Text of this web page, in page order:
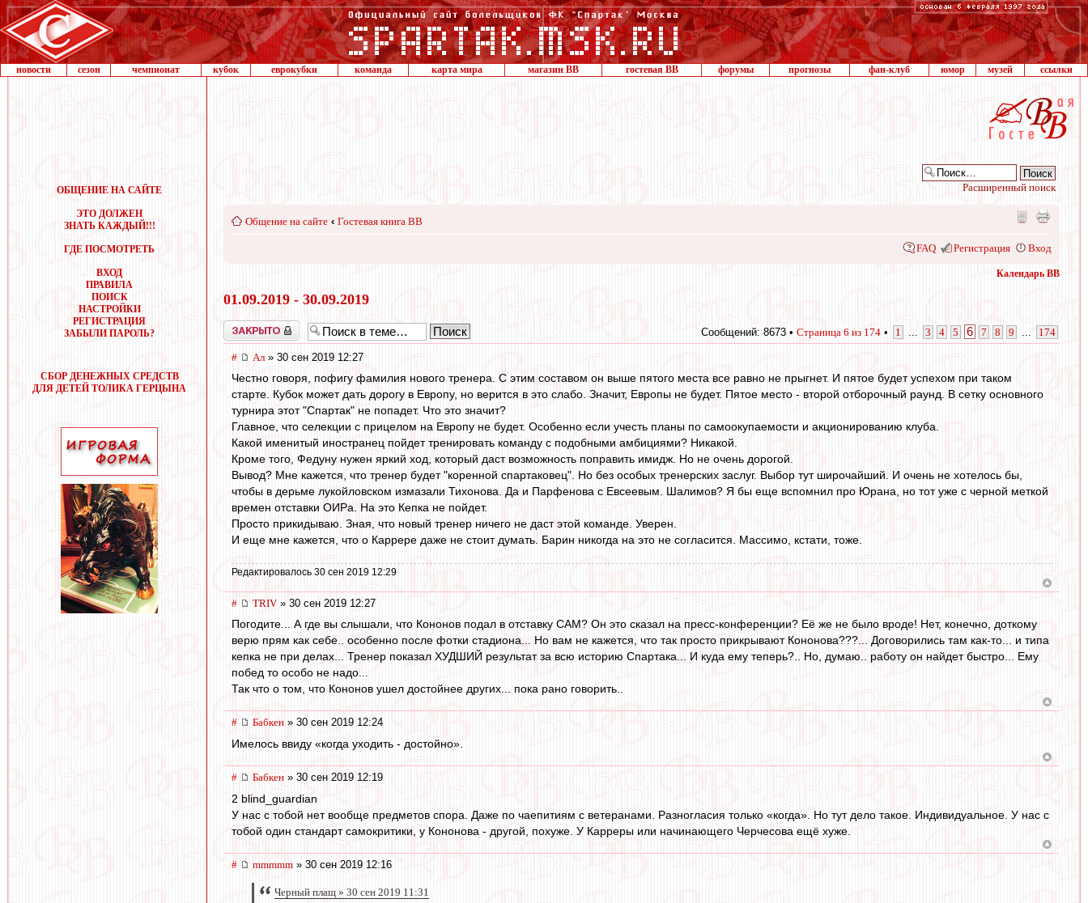
новости сезон чемпионат кубок еврокубки команда карта мира магазин ВВ гостевая ВВ форумы прогнозы фан-клуб юмор музей ссылки
ОБЩЕНИЕ НА САЙТЕ
ЭТО ДОЛЖЕН
ЗНАТЬ КАЖДЫЙ!!!
ГДЕ ПОСМОТРЕТЬ
ВХОД
ПРАВИЛА
ПОИСК
НАСТРОЙКИ
РЕГИСТРАЦИЯ
ЗАБЫЛИ ПАРОЛЬ?
СБОР ДЕНЕЖНЫХ СРЕДСТВ
ДЛЯ ДЕТЕЙ ТОЛИКА ГЕРЦЫНА
Расширенный поиск
Общение на сайте ‹ Гостевая книга ВВ
FAQ Регистрация Вход
Календарь ВВ
01.09.2019 - 30.09.2019
Закрыто Сообщений: 8673 • Страница 6 из 174 • 1 3 4 5 6 7 8 9 174
# Ал » 30 сен 2019 12:27
Честно говоря, пофигу фамилия нового тренера. С этим составом он выше пятого места все равно не прыгнет. И пятое будет успехом при таком
старте. Кубок может дать дорогу в Европу, но верится в это слабо. Значит, Европы не будет. Пятое место - второй отборочный раунд. В сетку основного
турнира этот "Спартак" не попадет. Что это значит?
Главное, что селекции с прицелом на Европу не будет. Особенно если учесть планы по самоокупаемости и акционированию клуба.
Какой именитый иностранец пойдет тренировать команду с подобными амбициями? Никакой.
Кроме того, Федуну нужен яркий ход, который даст возможность поправить имидж. Но не очень дорогой.
Вывод? Мне кажется, что тренер будет "коренной спартаковец". Но без особых тренерских заслуг. Выбор тут широчайший. И очень не хотелось бы,
чтобы в дерьме лукойловском измазали Тихонова. Да и Парфенова с Евсеевым. Шалимов? Я бы еще вспомнил про Юрана, но тот уже с черной меткой
времен отставки ОИРа. На это Кепка не пойдет.
Просто прикидываю. Зная, что новый тренер ничего не даст этой команде. Уверен.
И еще мне кажется, что о Каррере даже не стоит думать. Барин никогда на это не согласится. Массимо, кстати, тоже.
Редактировалось 30 сен 2019 12:29
# TRIV » 30 сен 2019 12:27
Погодите... А где вы слышали, что Кононов подал в отставку САМ? Он это сказал на пресс-конференции? Её же не было вроде! Нет, конечно, доткому
верю прям как себе.. особенно после фотки стадиона... Но вам не кажется, что так просто прикрывают Кононова???... Договорились там как-то... и типа
кепка не при делах... Тренер показал ХУДШИЙ результат за всю историю Спартака... И куда ему теперь?.. Но, думаю.. работу он найдет быстро... Ему
побед то особо не надо...
Так что о том, что Кононов ушел достойнее других... пока рано говорить..
# Бабкен » 30 сен 2019 12:24
Имелось ввиду «когда уходить - достойно».
# Бабкен » 30 сен 2019 12:19
2 blind_guardian
У нас с тобой нет вообще предметов спора. Даже по чаепитиям с ветеранами. Разногласия только «когда». Но тут дело такое. Индивидуальное. У нас с
тобой один стандарт самокритики, у Кононова - другой, похуже. У Карреры или начинающего Черчесова ещё хуже.
# mmmmm » 30 сен 2019 12:16
Черный плащ » 30 сен 2019 11:31